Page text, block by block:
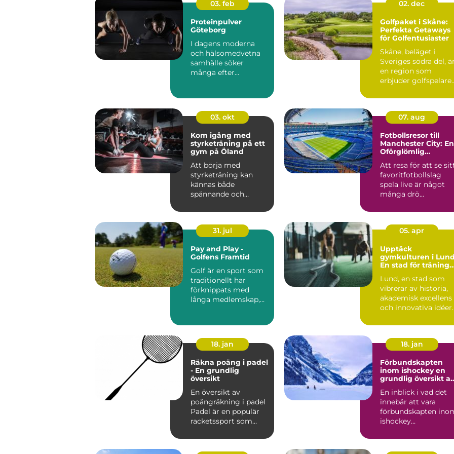
03. feb
Proteinpulver
Göteborg
I dagens moderna
och hälsomedvetna
samhälle söker
många efter
02. dec
Golfpaket i Skåne:
Perfekta Getaways
för Golfentusiaster
Skåne, beläget i
Sveriges södra del,
en region som
erbjuder golfspelare
03. okt
Kom igång med
styrketräning på ett
gym på Öland
Att börja med
styrketräning kan
kännas både
spännande och
07. aug
Fotbollsresor till
Manchester City: En
Oförglömlig
Att resa för att se
favoritfotbollslag
spela live är något
många drö...
31. jul
Pay and Play -
Golfens Framtid
Golf är en sport som
traditionellt har
förknippats med
långa medlemskap,
05. apr
Upptäck
gymkulturen i
En stad för träning
Lund, en stad som
vibrerar av historia,
akademisk excellens
och innovativa idéer
18. jan
Räkna poäng i padel
- En grundlig
översikt
En översikt av
poängräkning i padel
Padel är en populär
racketssport som
från te...
18. jan
Förbundskapten
inom ishockey en
grundlig översikt av
En inblick i vad det
innebär att vara
förbundskapten
ishockey
en central f...